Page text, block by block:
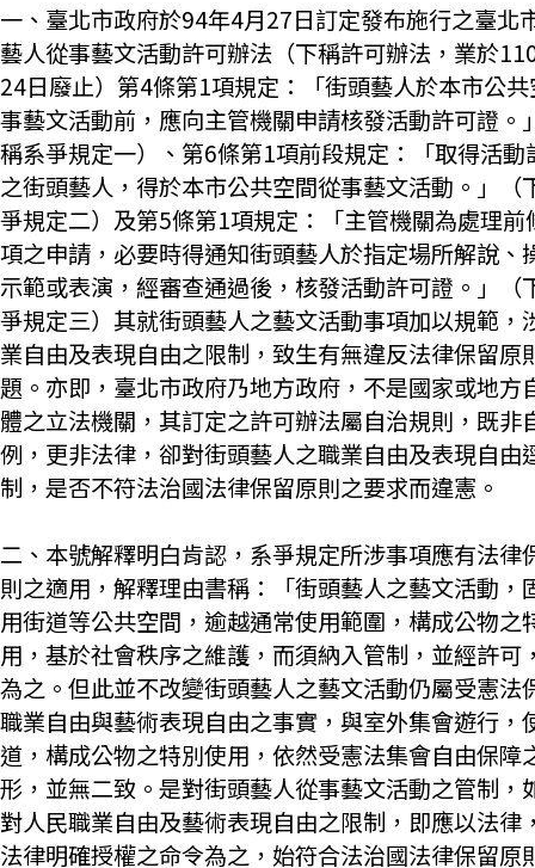
一、臺北市政府於94年4月27日訂定發布施行之臺北
藝人從事藝文活動許可辦法（下稱許可辦法，業於
24日廢止）第4條第1項規定：「街頭藝人於本市公
事藝文活動前，應向主管機關申請核發活動許可證。
稱系爭規定一）、第6條第1項前段規定：「取得活動
之街頭藝人，得於本市公共空間從事藝文活動。」（
爭規定二）及第5條第1項規定：「主管機關為處理前
項之申請，必要時得通知街頭藝人於指定場所解說、
示範或表演，經審查通過後，核發活動許可證。」（
爭規定三）其就街頭藝人之藝文活動事項加以規範，
業自由及表現自由之限制，致生有無違反法律保留原
題。亦即，臺北市政府乃地方政府，不是國家或地方
體之立法機關，其訂定之許可辦法屬自治規則，既非
例，更非法律，卻對街頭藝人之職業自由及表現自由
制，是否不符法治國法律保留原則之要求而違憲。
二、本號解釋明白肯認，系爭規定所涉事項應有法律
則之適用，解釋理由書稱：「街頭藝人之藝文活動，
用街道等公共空間，逾越通常使用範圍，構成公物之
用，基於社會秩序之維護，而須納入管制，並經許可
為之。但此並不改變街頭藝人之藝文活動仍屬受憲法
職業自由與藝術表現自由之事實，與室外集會遊行，
道，構成公物之特別使用，依然受憲法集會自由保障
形，並無二致。是對街頭藝人從事藝文活動之管制，
對人民職業自由及藝術表現自由之限制，即應以法律
法律明確授權之命令為之，始符合法治國法律保留原